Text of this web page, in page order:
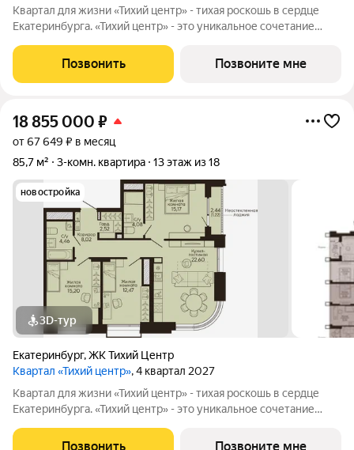
Квартал для жизни «Тихий центр» - тихая роскошь в сердце
Екатеринбурга. «Тихий центр» - это уникальное сочетание
инфраструктуры. Соседство с главными
достопримечательностями, лучшими ресторанами и
Позвонить Позвоните мне
18 855 000 ₽
от 67 649 ₽ в месяц
85,7 м²
3-комн. квартира 13 этаж из 18
новостройка
3D-тур
Екатеринбург,ЖК Тихий Центр
Квартал «Тихий центр», 4 квартал 2027
Квартал для жизни «Тихий центр» - тихая роскошь в сердце
Екатеринбурга. «Тихий центр» - это уникальное сочетание
инфраструктуры. Соседство с главными
Позвонить Позвоните мне